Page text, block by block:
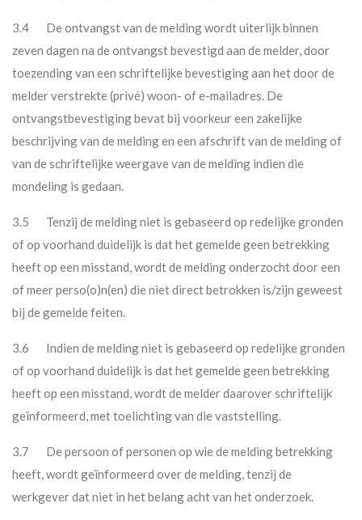
3.4 De ontvangst van de melding wordt uiterlijk binnen
zeven dagen na de ontvangst bevestigd aan de melder, door
toezending van een schriftelijke bevestiging aan het door de
melder verstrekte (privé) woon- of e-mailadres. De
ontvangstbevestiging bevat bij voorkeur een zakelijke
beschrijving van de melding en een afschrift van de melding of
van de schriftelijke weergave van de melding indien die
mondeling is gedaan.
3.5 Tenzij de melding niet is gebaseerd op redelijke gronden
of op voorhand duidelijk is dat het gemelde geen betrekking
heeft op een misstand, wordt de melding onderzocht door een
of meer perso(o)n(en) die niet direct betrokken is/zijn geweest
bij de gemelde feiten.
3.6 Indien de melding niet is gebaseerd op redelijke gronden
of op voorhand duidelijk is dat het gemelde geen betrekking
heeft op een misstand, wordt de melder daarover schriftelijk
geïnformeerd, met toelichting van die vaststelling.
3.7 De persoon of personen op wie de melding betrekking
heeft, wordt geïnformeerd over de melding, tenzij de
werkgever dat niet in het belang acht van het onderzoek.